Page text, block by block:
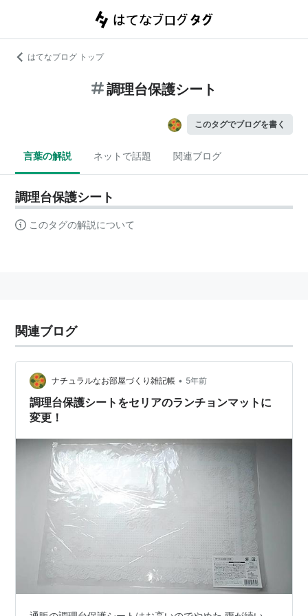
はてなブログ トップ
調理台保護シート
このタグでブログを書く
言葉の解説 ネットで話題 関連ブログ
調理台保護シート
このタグの解説について
関連ブログ
ナチュラルなお部屋づくり雑記帳 • 5年前
調理台保護シートをセリアのランチョンマットに
変更！